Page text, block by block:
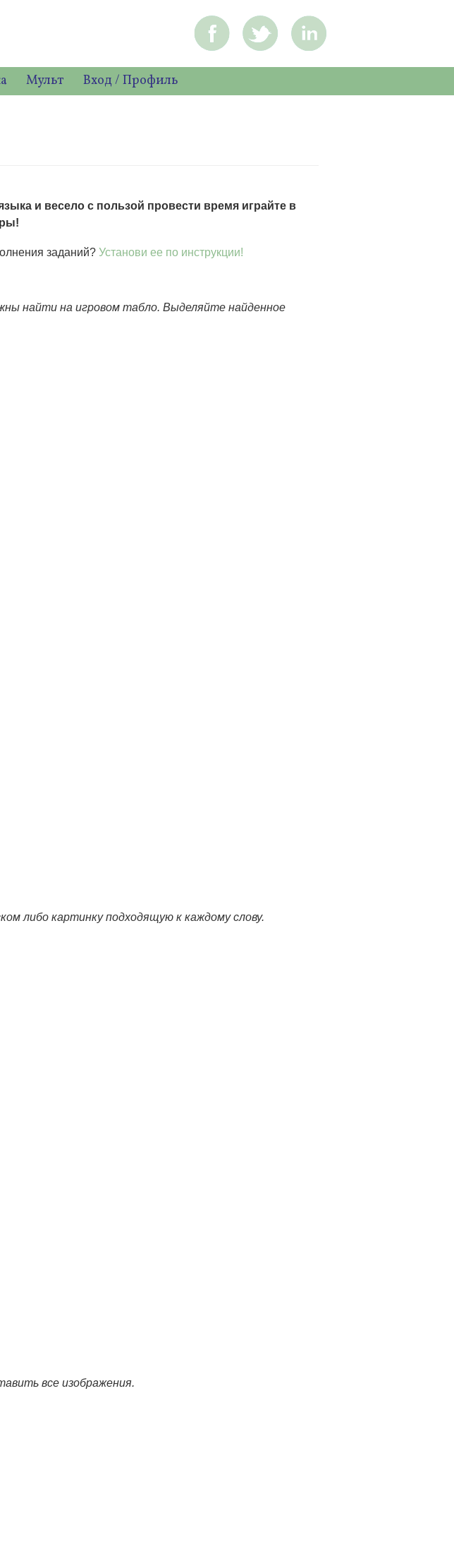
Мульт Вход / Профиль
и весело с пользой провести время играйте в
заданий? Установи ее по инструкции!
найти на игровом табло. Выделяйте найденное
либо картинку подходящую к каждому слову.
все изображения.